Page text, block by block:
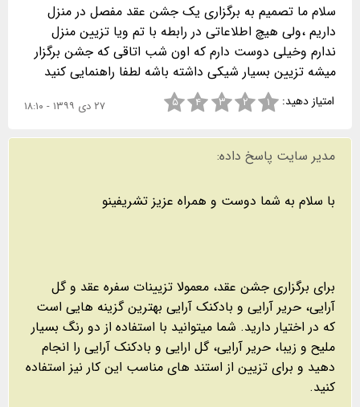
سلام ما تصمیم به برگزاری یک جشن عقد مفصل در منزل
داریم ،ولی هیچ اطلاعاتی در رابطه با تم ویا تزیین منزل
ندارم وخیلی دوست دارم که اون شب اتاقی که جشن برگزار
میشه تزیین بسیار شیکی داشته باشه لطفا راهنمایی کنید
امتیاز دهید: ۱ ۲ ۳ ۴ ۵ ۲۷ دی ۱۳۹۹ - ۱۸:۱۰
مدیر سایت پاسخ داده:
با سلام به شما دوست و همراه عزیز تشریفینو
برای برگزاری جشن عقد، معمولا تزیینات سفره عقد و گل
آرایی، حریر آرایی و بادکنک آرایی بهترین گزینه هایی است
که در اختیار دارید. شما میتوانید با استفاده از دو رنگ بسیار
ملیح و زیبا، حریر آرایی، گل ارایی و بادکنک آرایی را انجام
دهید و برای تزیین از استند های مناسب این کار نیز استفاده
کنید.